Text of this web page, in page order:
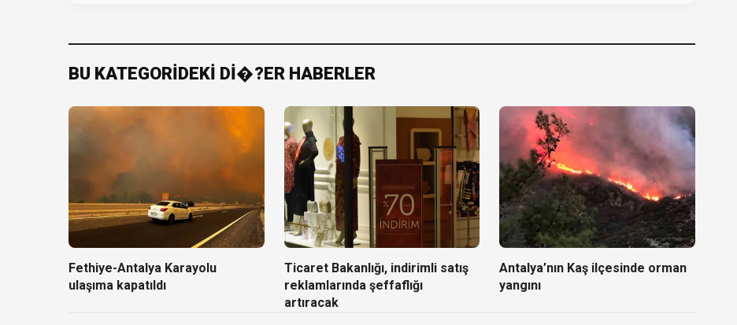
BU KATEGORİDEKİ Dİ�?ER HABERLER
Fethiye-Antalya Karayolu
ulaşıma kapatıldı
Ticaret Bakanlığı, indirimli satış
reklamlarında şeffaflığı
artıracak
Antalya’nın Kaş ilçesinde orman
yangını